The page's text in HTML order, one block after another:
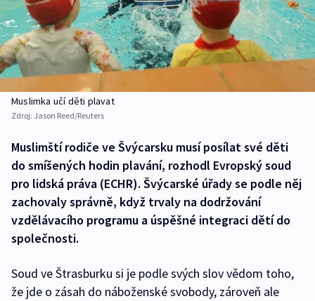
Muslimka učí děti plavat
Zdroj: Jason Reed/Reuters
Muslimští rodiče ve Švýcarsku musí posílat své děti
do smíšených hodin plavání, rozhodl Evropský soud
pro lidská práva (ECHR). Švýcarské úřady se podle něj
zachovaly správně, když trvaly na dodržování
vzdělávacího programu a úspěšné integraci dětí do
společnosti.
Soud ve Štrasburku si je podle svých slov vědom toho,
že jde o zásah do náboženské svobody, zároveň ale